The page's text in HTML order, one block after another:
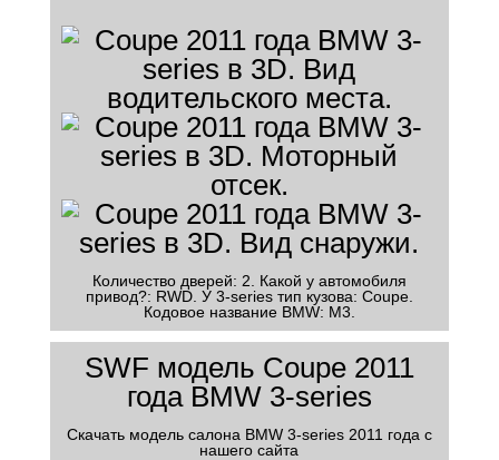
Количество дверей: 2. Какой у автомобиля
привод?: RWD. У 3-series тип кузова: Coupe.
Кодовое название BMW: M3.
SWF модель Coupe 2011
года BMW 3-series
Скачать модель салона BMW 3-series 2011 года с
нашего сайта